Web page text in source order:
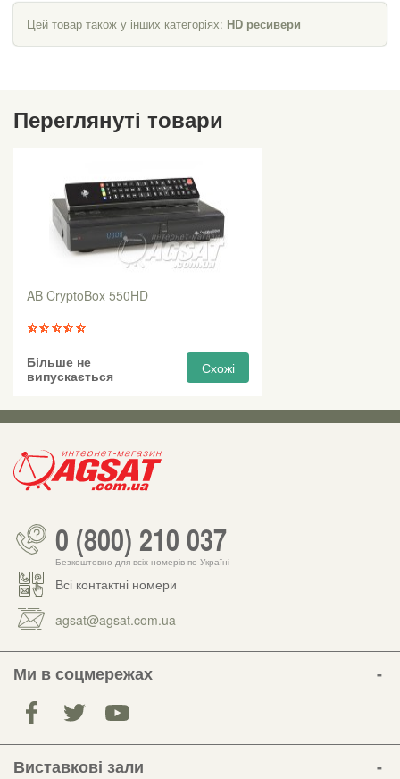
Цей товар також у інших категоріях: HD ресивери
Переглянуті товари
AB CryptoBox 550HD
Більше не
випускається
Схожі
0 (800) 210 037
Безкоштовно для всіх номерів по Україні
Всі контактні номери
agsat@agsat.com.ua
Ми в соцмережах
Виставкові зали